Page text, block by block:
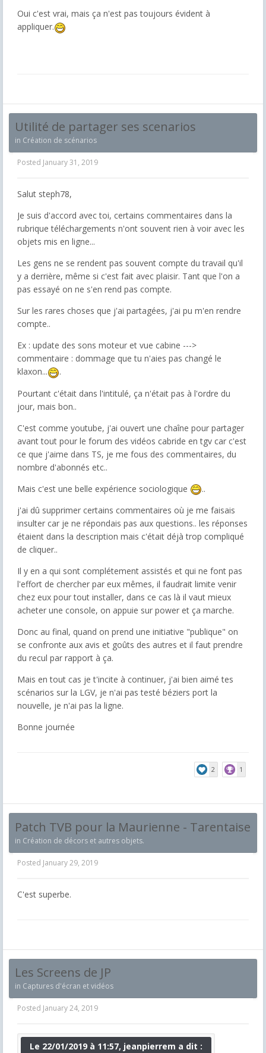
Oui c'est vrai, mais ça n'est pas toujours évident à
appliquer.
Utilité de partager ses scenarios
in Création de scénarios
Posted January 31, 2019
Salut steph78,
Je suis d'accord avec toi, certains commentaires dans la
rubrique téléchargements n'ont souvent rien à voir avec les
objets mis en ligne...
Les gens ne se rendent pas souvent compte du travail qu'il
y a derrière, même si c'est fait avec plaisir. Tant que l'on a
pas essayé on ne s'en rend pas compte.
Sur les rares choses que j'ai partagées, j'ai pu m'en rendre
compte..
Ex : update des sons moteur et vue cabine --->
commentaire : dommage que tu n'aies pas changé le
klaxon...
.
Pourtant c'était dans l'intitulé, ça n'était pas à l'ordre du
jour, mais bon..
C'est comme youtube, j'ai ouvert une chaîne pour partager
avant tout pour le forum des vidéos cabride en tgv car c'est
ce que j'aime dans TS, je me fous des commentaires, du
nombre d'abonnés etc..
Mais c'est une belle expérience sociologique
..
j'ai dû supprimer certains commentaires où je me faisais
insulter car je ne répondais pas aux questions.. les réponses
étaient dans la description mais c'était déjà trop compliqué
de cliquer..
Il y en a qui sont complétement assistés et qui ne font pas
l'effort de chercher par eux mêmes, il faudrait limite venir
chez eux pour tout installer, dans ce cas là il vaut mieux
acheter une console, on appuie sur power et ça marche.
Donc au final, quand on prend une initiative "publique" on
se confronte aux avis et goûts des autres et il faut prendre
du recul par rapport à ça.
Mais en tout cas je t'incite à continuer, j'ai bien aimé tes
scénarios sur la LGV, je n'ai pas testé béziers port la
nouvelle, je n'ai pas la ligne.
Bonne journée
2 1
Patch TVB pour la Maurienne - Tarentaise
in Création de décors et autres objets.
Posted January 29, 2019
C'est superbe.
Les Screens de JP
in Captures d'écran et vidéos
Posted January 24, 2019
Le 22/01/2019 à 11:57, jeanpierrem a dit :